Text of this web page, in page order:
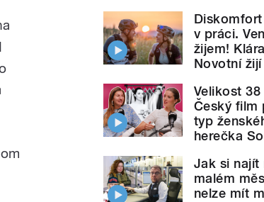
v práci.
žijem!
Novotní
Velikost
Český film
typ
herečka
Jak si najít
malém
nelze mít